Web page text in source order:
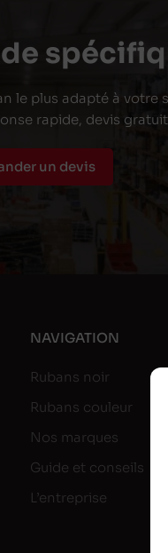
le plus adapté à votre
rapide, devis
un devis
NAVIGATION
Rubans noir
Rubans couleur
Nos marques
Guide et conseils
L’entreprise